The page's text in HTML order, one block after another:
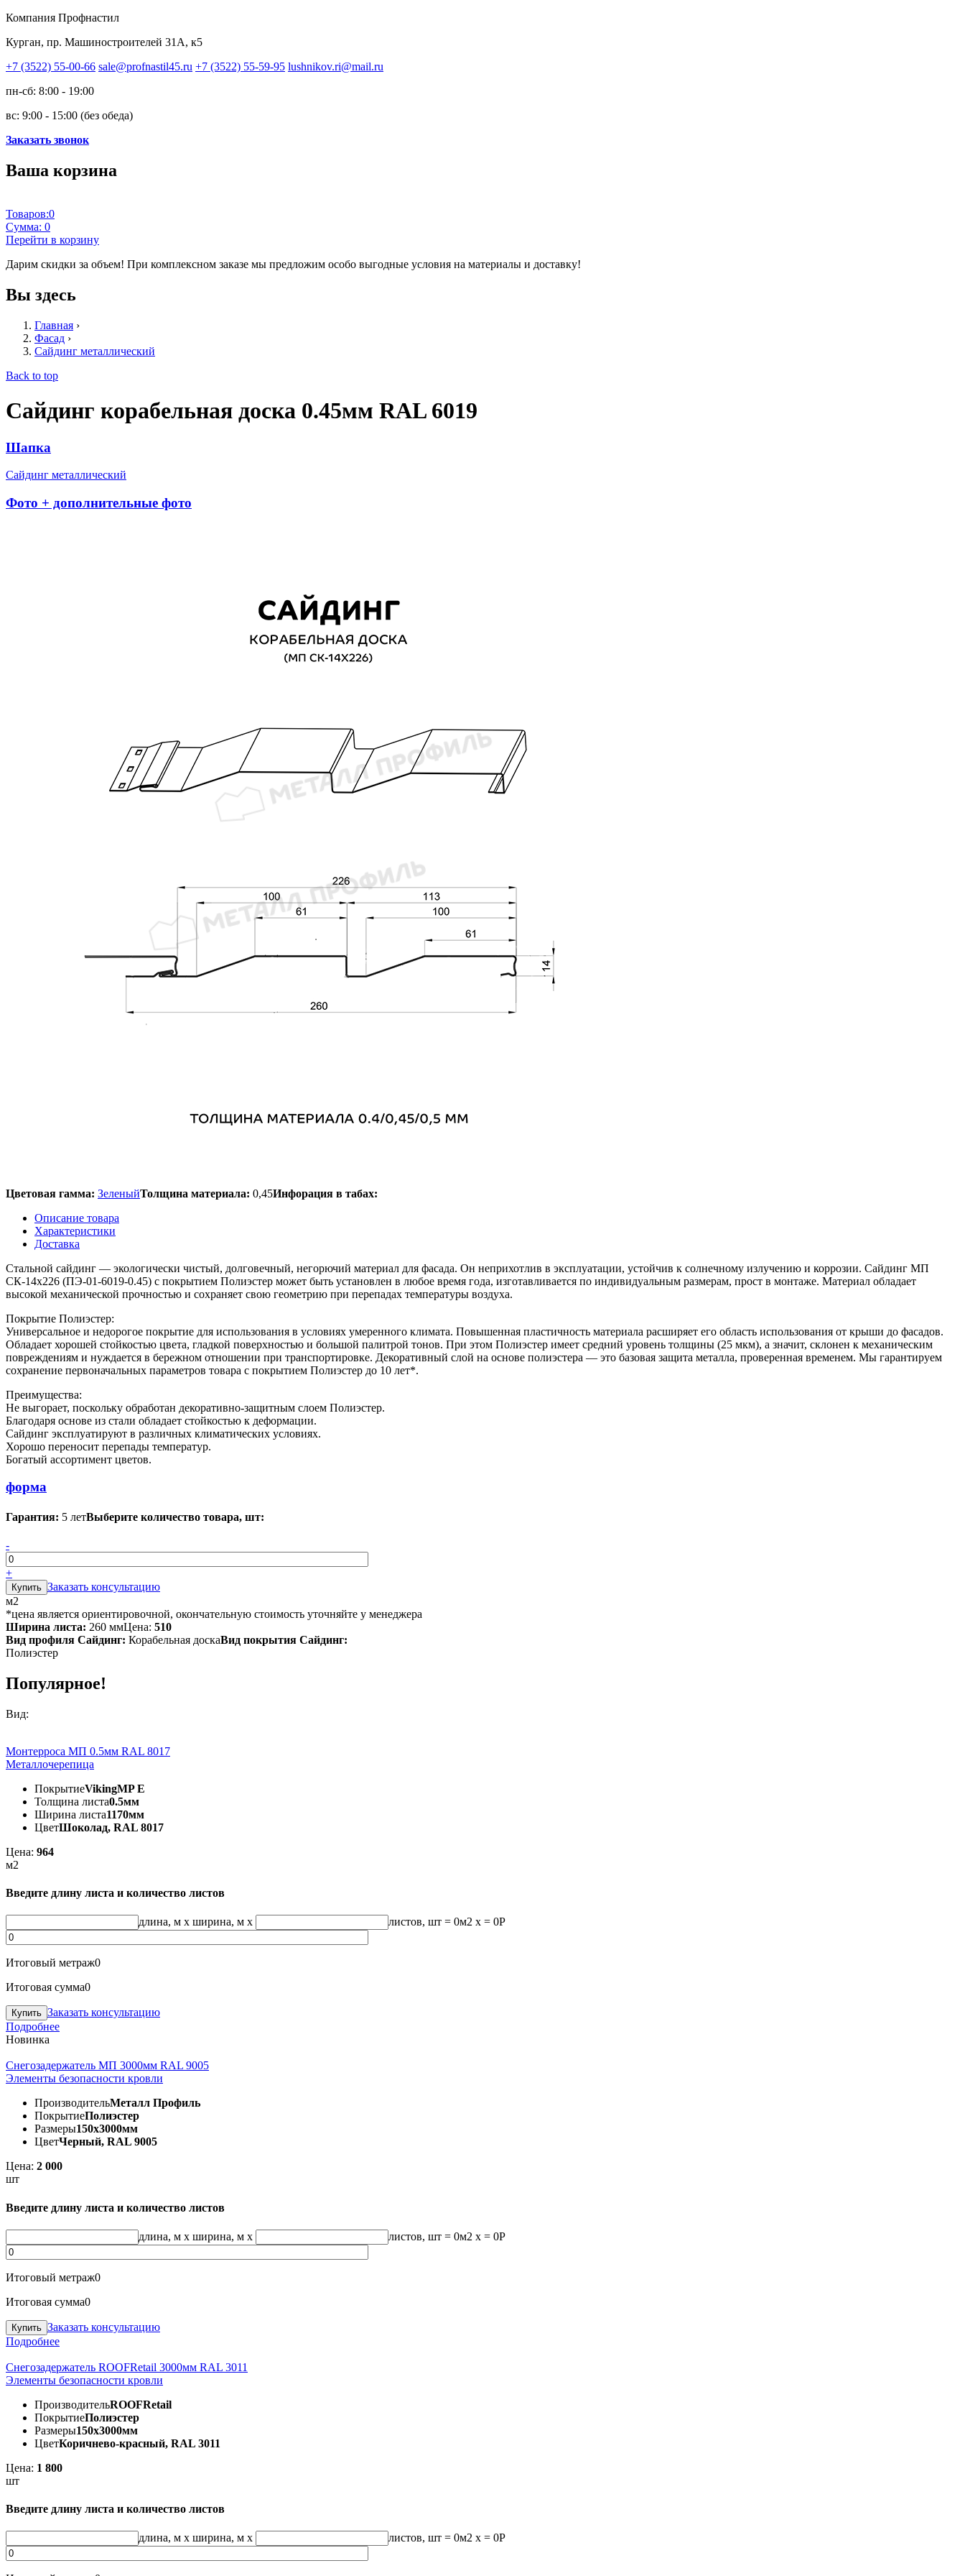
Компания Профнастил
Курган, пр. Машиностроителей 31А, к5
+7 (3522) 55-00-66 sale@profnastil45.ru +7 (3522) 55-59-95 lushnikov.ri@mail.ru
пн-сб: 8:00 - 19:00
вс: 9:00 - 15:00 (без обеда)
Заказать звонок
Ваша корзина
Товаров:0
Сумма: 0
Перейти в корзину
Дарим скидки за объем! При комплексном заказе мы предложим особо выгодные условия на материалы и доставку!
Вы здесь
Главная ›
Фасад ›
Сайдинг металлический
Back to top
Сайдинг корабельная доска 0.45мм RAL 6019
Шапка
Сайдинг металлический
Фото + дополнительные фото
Цветовая гамма: ЗеленыйТолщина материала: 0,45Инфорация в табах:
Описание товара
Характеристики
Доставка
Стальной сайдинг — экологически чистый, долговечный, негорючий материал для фасада. Он неприхотлив в эксплуатации, устойчив к солнечному излучению и коррозии. Сайдинг МП
СК-14х226 (ПЭ-01-6019-0.45) с покрытием Полиэстер может быть установлен в любое время года, изготавливается по индивидуальным размерам, прост в монтаже. Материал обладает
высокой механической прочностью и сохраняет свою геометрию при перепадах температуры воздуха.
Покрытие Полиэстер:
Универсальное и недорогое покрытие для использования в условиях умеренного климата. Повышенная пластичность материала расширяет его область использования от крыши до фасадов.
Обладает хорошей стойкостью цвета, гладкой поверхностью и большой палитрой тонов. При этом Полиэстер имеет средний уровень толщины (25 мкм), а значит, склонен к механическим
повреждениям и нуждается в бережном отношении при транспортировке. Декоративный слой на основе полиэстера — это базовая защита металла, проверенная временем. Мы гарантируем
сохранение первоначальных параметров товара с покрытием Полиэстер до 10 лет*.
Преимущества:
Не выгорает, поскольку обработан декоративно-защитным слоем Полиэстер.
Благодаря основе из стали обладает стойкостью к деформации.
Сайдинг эксплуатируют в различных климатических условиях.
Хорошо переносит перепады температур.
Богатый ассортимент цветов.
форма
Гарантия: 5 летВыберите количество товара, шт:
-
+
Заказать консультацию
м2
*цена является ориентировочной, окончательную стоимость уточняйте у менеджера
Ширина листа: 260 ммЦена: 510
Вид профиля Сайдинг: Корабельная доскаВид покрытия Сайдинг:
Полиэстер
Популярное!
Вид:
Монтерроса МП 0.5мм RAL 8017
Металлочерепица
ПокрытиеVikingMP E
Толщина листа0.5мм
Ширина листа1170мм
ЦветШоколад, RAL 8017
Цена: 964
м2
Введите длину листа и количество листов
длина, м x ширина, м x листов, шт = 0м2 x = 0Р
Итоговый метраж0
Итоговая сумма0
Заказать консультацию
Подробнее
Новинка
Снегозадержатель МП 3000мм RAL 9005
Элементы безопасности кровли
ПроизводительМеталл Профиль
ПокрытиеПолиэстер
Размеры150х3000мм
ЦветЧерный, RAL 9005
Цена: 2 000
шт
Введите длину листа и количество листов
длина, м x ширина, м x листов, шт = 0м2 x = 0Р
Итоговый метраж0
Итоговая сумма0
Заказать консультацию
Подробнее
Снегозадержатель ROOFRetail 3000мм RAL 3011
Элементы безопасности кровли
ПроизводительROOFRetail
ПокрытиеПолиэстер
Размеры150х3000мм
ЦветКоричнево-красный, RAL 3011
Цена: 1 800
шт
Введите длину листа и количество листов
длина, м x ширина, м x листов, шт = 0м2 x = 0Р